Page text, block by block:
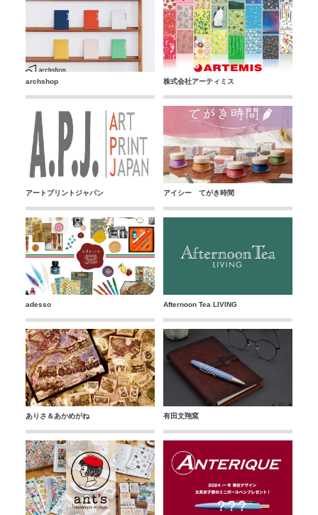
archshop 株式会社アーティミス
アートプリントジャパン アイシー てがき時間
adesso Afternoon Tea LIVING
ありさ＆あかめがね 有田文翔窯